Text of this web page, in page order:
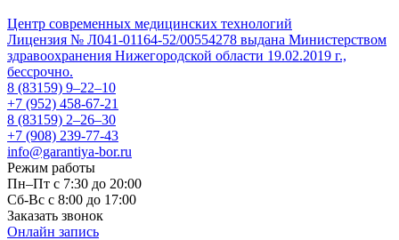
Центр современных медицинских технологий
Лицензия № Л041-01164-52/00554278 выдана Министерством
здравоохранения Нижегородской области 19.02.2019 г.,
бессрочно.
8 (83159) 9–22–10
+7 (952) 458-67-21
8 (83159) 2–26–30
+7 (908) 239-77-43
info@garantiya-bor.ru
Режим работы
Пн–Пт с 7:30 до 20:00
Cб-Вс с 8:00 до 17:00
Заказать звонок
Онлайн запись